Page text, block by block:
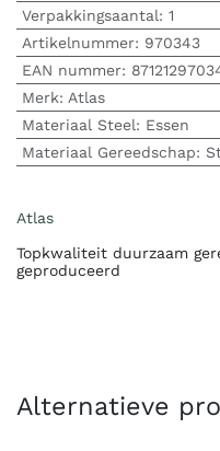
Verpakkingsaantal: 1
Artikelnummer: 970343
EAN nummer:
Merk: Atlas
Materiaal Steel: Essen
Materiaal Gereedschap:
Atlas
Topkwaliteit duurzaam
geproduceerd
Alternatieve